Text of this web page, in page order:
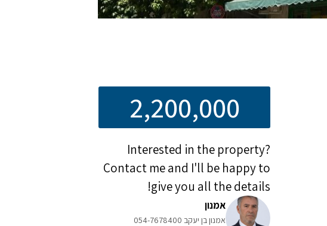
2,200,000
Interested in the property?
Contact me and I'll be happy to
give you all the details!
אמנון
אמנון בן יעקב 054-7678400